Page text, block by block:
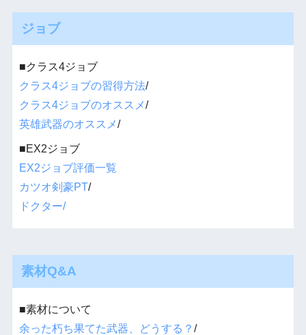
ジョブ
■クラス4ジョブ
クラス4ジョブの習得方法/
クラス4ジョブのオススメ/
英雄武器のオススメ/
■EX2ジョブ
EX2ジョブ評価一覧
カツオ剣豪PT/
ドクター/
素材Q&A
■素材について
余った朽ち果てた武器、どうする？ /